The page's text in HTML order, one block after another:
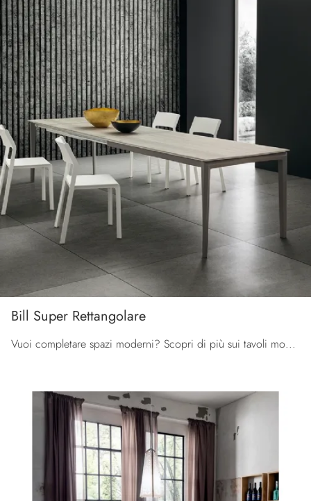
Bill Super Rettangolare
Vuoi completare spazi moderni? Scopri di più sui tavoli moderni allungabili: il modello da cucina Bill Super Rettangolare ti sta aspettando.